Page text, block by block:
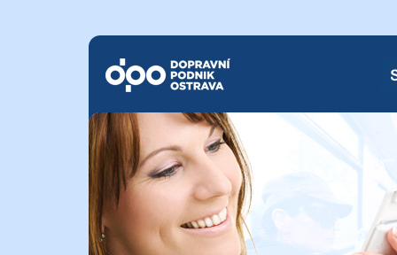
Dopravní podnik Ostrava a.s.
Portál pro vystavení dokladu o zaplacení Dopravního
a.s.